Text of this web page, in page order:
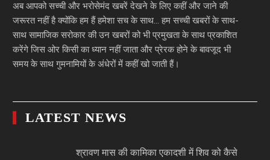
अब आपको सच्ची और भरोसेमंद खबरें देखने के लिए कहीं और जाने की
जरूरत नहीं है क्योंकि हम हैं हमेशा सच के साथ… हम सच्ची खबरों के साथ-
साथ सामाजिक सरोकार की उन खबरों को भी प्रमुखता के साथ प्रकाशित
करेंगे जिस ओर किसी का ध्यान नहीं जाता और प्रेरक होने के बावजूद भी
समय के साथ गुमनामियों के अंधेरों में कहीं खो जाती हैं।
LATEST NEWS
श्रावण मास की कामिका एकादशी में शिव को कैसे